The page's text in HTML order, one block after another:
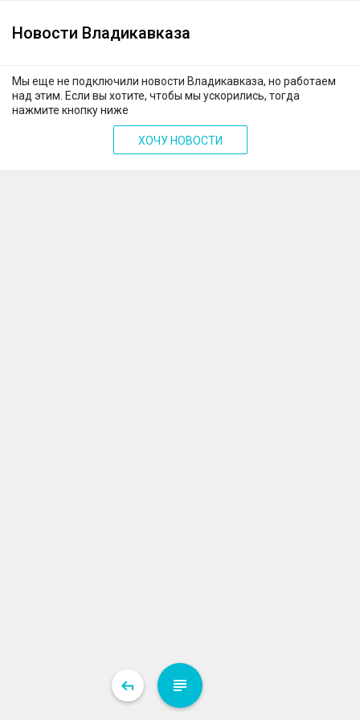
Новости Владикавказа
Мы еще не подключили новости Владикавказа, но работаем
над этим. Если вы хотите, чтобы мы ускорились, тогда
нажмите кнопку ниже
ХОЧУ НОВОСТИ